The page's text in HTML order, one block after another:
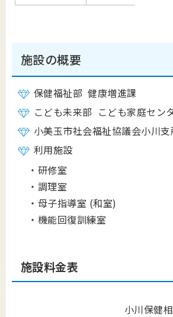
施設の概要
保健福祉部 健康増進課
こども未来部 こども家庭セン
小美玉市社会福祉協議会小川支
利用施設
・研修室
・調理室
・母子指導室 (和室)
・機能回復訓練室
施設料金表
小川保健